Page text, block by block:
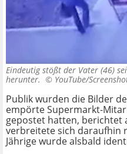
Eindeutig stößt der Vater (46)
herunter. © YouTube/
Publik wurden die Bilder
empörte Supermarkt-
gepostet hatten, berichtet
verbreitete sich daraufhin
Jährige wurde alsbald